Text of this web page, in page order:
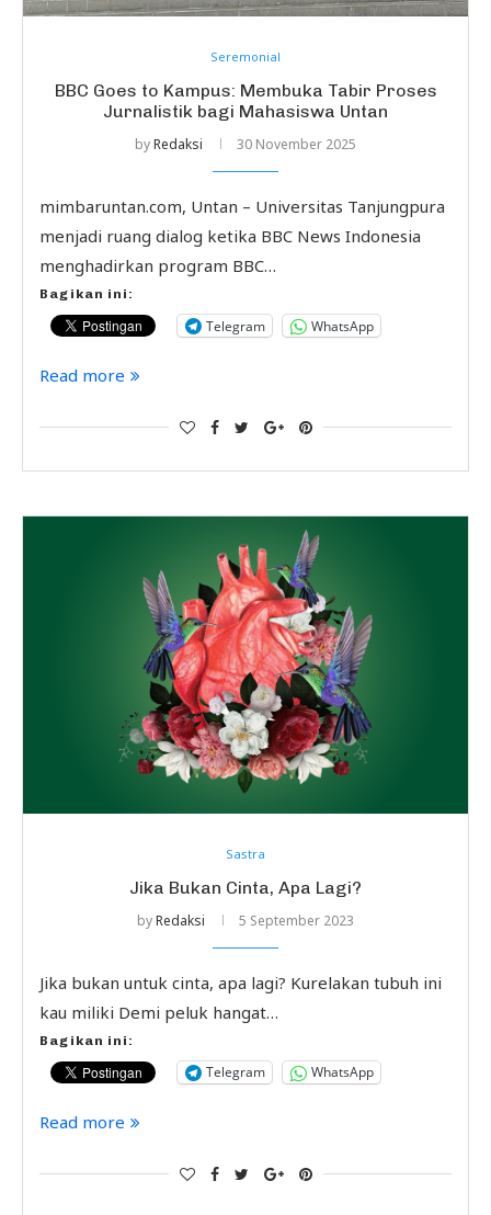
Seremonial
BBC Goes to Kampus: Membuka Tabir Proses
Jurnalistik bagi Mahasiswa Untan
byRedaksi 30 November 2025
mimbaruntan.com, Untan – Universitas Tanjungpura
menjadi ruang dialog ketika BBC News Indonesia
menghadirkan program BBC…
Bagikan ini:
Telegram WhatsApp
Read more
Sastra
Jika Bukan Cinta, Apa Lagi?
byRedaksi 5 September 2023
Jika bukan untuk cinta, apa lagi? Kurelakan tubuh ini
kau miliki Demi peluk hangat…
Bagikan ini:
Telegram WhatsApp
Read more